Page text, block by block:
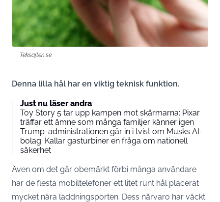
Teksajten.se
Denna lilla hål har en viktig teknisk funktion.
Just nu läser andra
Toy Story 5 tar upp kampen mot skärmarna: Pixar
träffar ett ämne som många familjer känner igen
Trump-administrationen går in i tvist om Musks AI-
bolag: Kallar gasturbiner en fråga om nationell
säkerhet
Även om det går obemärkt förbi många användare
har de flesta mobiltelefoner ett litet runt hål placerat
mycket nära laddningsporten. Dess närvaro har väckt